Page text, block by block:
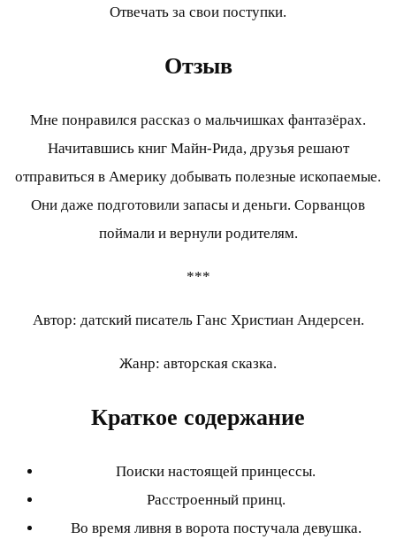
Отвечать за свои поступки.
Отзыв
Мне понравился рассказ о мальчишках фантазёрах.
Начитавшись книг Майн-Рида, друзья решают
отправиться в Америку добывать полезные ископаемые.
Они даже подготовили запасы и деньги. Сорванцов
поймали и вернули родителям.
***
Автор: датский писатель Ганс Христиан Андерсен.
Жанр: авторская сказка.
Краткое содержание
Поиски настоящей принцессы.
Расстроенный принц.
Во время ливня в ворота постучала девушка.